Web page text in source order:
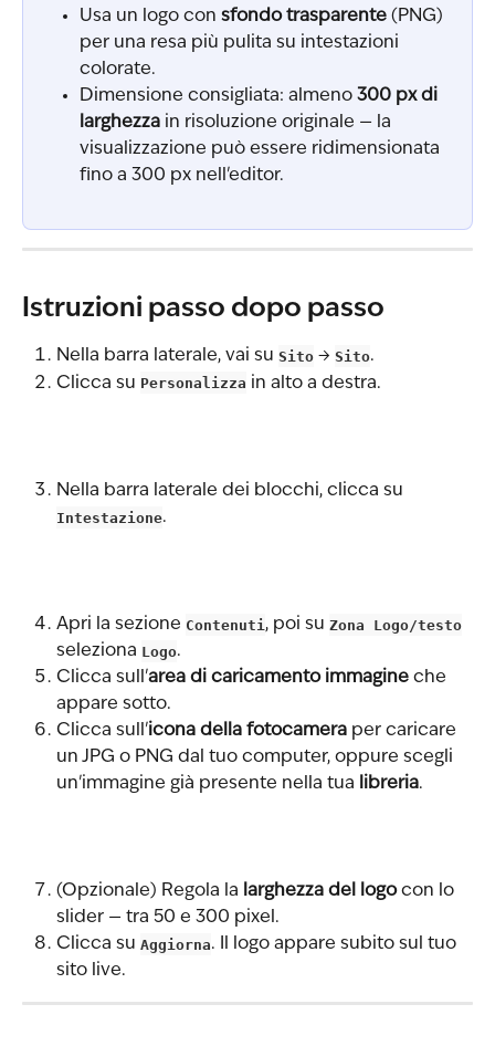
Usa un logo con sfondo trasparente (PNG)
per una resa più pulita su intestazioni
colorate.
Dimensione consigliata: almeno 300 px di
larghezza in risoluzione originale — la
visualizzazione può essere ridimensionata
fino a 300 px nell'editor.
Istruzioni passo dopo passo
Nella barra laterale, vai su Sito → Sito.
Clicca su Personalizza in alto a destra.
Nella barra laterale dei blocchi, clicca su
Intestazione.
Apri la sezione Contenuti , poi su Zona Logo/testo
seleziona Logo.
Clicca sull'area di caricamento immagine che
appare sotto.
Clicca sull'icona della fotocamera per caricare
un JPG o PNG dal tuo computer, oppure scegli
un'immagine già presente nella tua
libreria.
(Opzionale) Regola la larghezza del logo con lo
slider — tra 50 e 300 pixel.
Clicca su Aggiorna. Il logo appare subito sul tuo
sito live.